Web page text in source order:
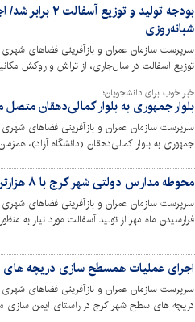
بودجه تولید و
شبانه‌روزی
سرپرست سازمان عمران و بازآفرینی فضاهای شهری
توزیع آسفالت در سال‌جاری، از تراش و روکش
بهسازی و ساماندهی معابر شهری و تسهیل در عبور
خبر خوب برای دانشجویان؛
بلوار جمهوری به بلوار کمالی‌دهقان
جمهوری به بلوار کمالی‌دهقان (دانشگاه آزاد)،
محوطه مدارس دولتی شهر کرج با ۸ هزارتن آسفالت نوسازی شد
سرپرست سازمان عمران و بازآفرینی فضاهای
فرارسیدن ماه مهر از تولید آسفالت مورد نیاز به
اجرای عملیات همسطح سازی دریچه
سرپرست سازمان عمران و بازآفرینی فضاهای
دریچه های سطح شهر کرج در راستای ایمن سازی